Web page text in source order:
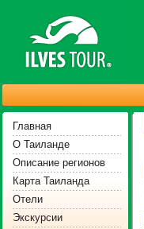
Главная
О Таиланде
Описание регионов
Карта Таиланда
Отели
Экскурсии